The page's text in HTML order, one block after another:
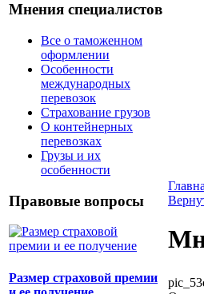
Мнения специалистов
Все о таможенном
оформлении
Особенности
международных
перевозок
Страхование грузов
О контейнерных
перевозках
Грузы и их
особенности
Правовые вопросы
Размер страховой премии